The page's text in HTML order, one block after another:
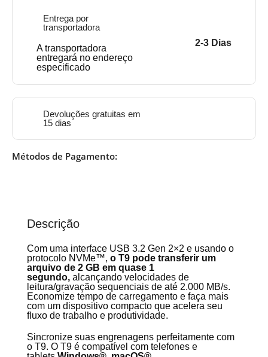
Entrega por
transportadora
A transportadora
entregará no endereço
especificado
2-3 Dias
Devoluções gratuitas em
15 dias
Métodos de Pagamento:
Descrição
Com uma interface USB 3.2 Gen 2×2 e usando o
protocolo NVMe™, o T9 pode transferir um
arquivo de 2 GB em quase 1
segundo, alcançando velocidades de
leitura/gravação sequenciais de até 2.000 MB/s.
Economize tempo de carregamento e faça mais
com um dispositivo compacto que acelera seu
fluxo de trabalho e produtividade.
Sincronize suas engrenagens perfeitamente com
o T9. O T9 é compatível com telefones e